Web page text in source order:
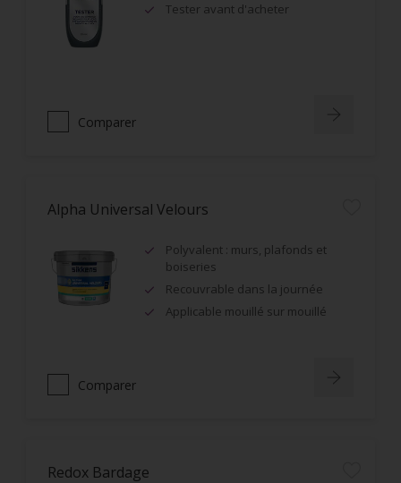
Tester avant d'acheter
Comparer
Alpha Universal Velours
Polyvalent : murs, plafonds et
boiseries
Recouvrable dans la journée
Applicable mouillé sur mouillé
Comparer
Redox Bardage